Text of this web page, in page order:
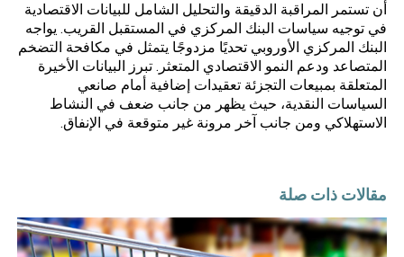
أن تستمر المراقبة الدقيقة والتحليل الشامل للبيانات الاقتصادية
في توجيه سياسات البنك المركزي في المستقبل القريب. يواجه
البنك المركزي الأوروبي تحديًا مزدوجًا يتمثل في مكافحة التضخم
المتصاعد ودعم النمو الاقتصادي المتعثر. تبرز البيانات الأخيرة
المتعلقة بمبيعات التجزئة تعقيدات إضافية أمام صانعي
السياسات النقدية، حيث يظهر من جانب ضعف في النشاط
الاستهلاكي ومن جانب آخر مرونة غير متوقعة في الإنفاق.
مقالات ذات صلة